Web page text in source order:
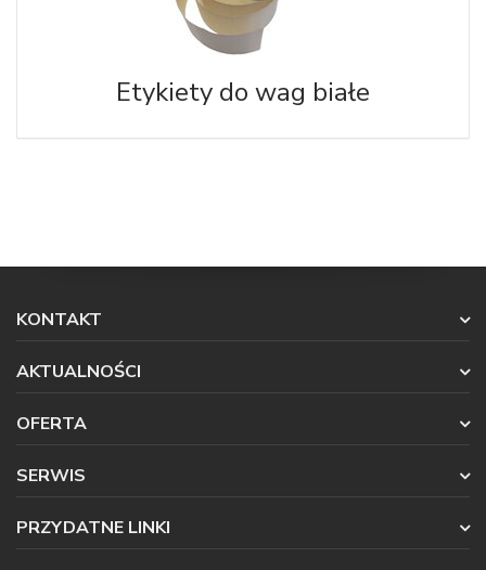
Etykiety do wag białe
KONTAKT
AKTUALNOŚCI
OFERTA
SERWIS
PRZYDATNE LINKI